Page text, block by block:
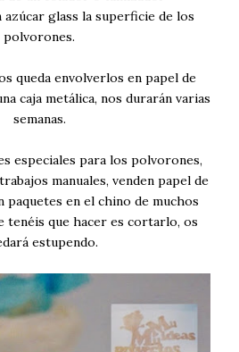
glass la superficie de los
polvorones.
queda envolverlos en papel de
caja metálica, nos durarán varias
semanas.
especiales para los polvorones,
manuales, venden papel de
paquetes en el chino de muchos
tenéis que hacer es cortarlo, os
estupendo.